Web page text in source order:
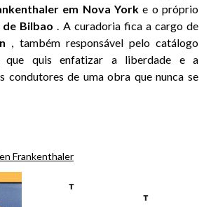
em Nova Yorke o próprio
de Bilbao . A curadoria fica a cargo de
, também responsável pelo catálogo
que quis enfatizar a liberdade e a
condutores de uma obra que nunca se
Frankenthaler